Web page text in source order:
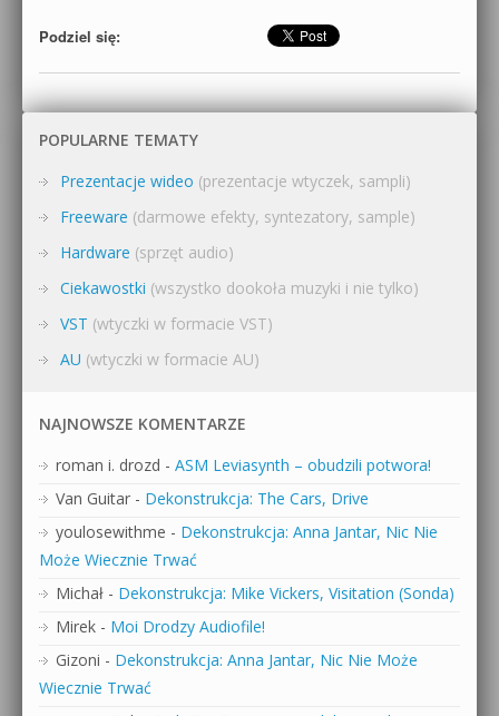
Podziel się:
POPULARNE TEMATY
Prezentacje wideo (prezentacje wtyczek, sampli)
Freeware (darmowe efekty, syntezatory, sample)
Hardware (sprzęt audio)
Ciekawostki (wszystko dookoła muzyki i nie tylko)
VST (wtyczki w formacie VST)
AU (wtyczki w formacie AU)
NAJNOWSZE KOMENTARZE
roman i. drozd - ASM Leviasynth – obudzili potwora!
Van Guitar - Dekonstrukcja: The Cars, Drive
youlosewithme - Dekonstrukcja: Anna Jantar, Nic Nie
Może Wiecznie Trwać
Michał - Dekonstrukcja: Mike Vickers, Visitation (Sonda)
Mirek - Moi Drodzy Audiofile!
Gizoni - Dekonstrukcja: Anna Jantar, Nic Nie Może
Wiecznie Trwać